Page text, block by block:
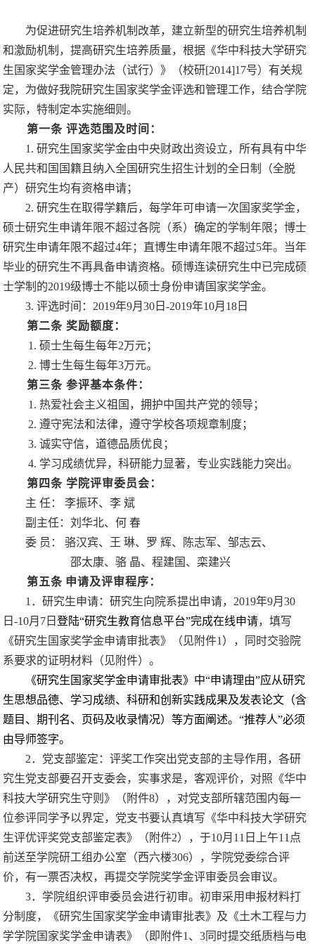
为促进研究生培养机制改革，建立新型的研究生培养机制
和激励机制，提高研究生培养质量，根据《华中科技大学研究
生国家奖学金管理办法（试行）》（校研[2014]17号）有关规
定，为做好我院研究生国家奖学金评选和管理工作，结合学院
实际，特制定本实施细则。
第一条 评选范围及时间：
1.研究生国家奖学金由中央财政出资设立，所有具有中华
人民共和国国籍且纳入全国研究生招生计划的全日制（全脱
产）研究生均有资格申请；
2.研究生在取得学籍后，每学年可申请一次国家奖学金，
硕士研究生申请年限不超过各院（系）确定的学制年限；博士
研究生申请年限不超过4年；直博生申请年限不超过5年。当年
毕业的研究生不再具备申请资格。硕博连读研究生中已完成硕
士学制的2019级博士不能以硕士身份申请国家奖学金。
3.评选时间： 2019年9月30 日-2019年10月 18 日
第二条 奖励额度：
1.硕士生每生每年2万元；
2.博士生每生每年3万元。
第三条 参评基本条件：
1.热爱社会主义祖国，拥护中国共产党的领导；
2.遵守宪法和法律，遵守学校各项规章制度；
3.诚实守信，道德品质优良；
4. 学习成绩优异，科研能力显著，专业实践能力突出。
第四条 学院评审委员会：
主 任： 李振环、李斌
副主任：刘华北、何春
委 员： 骆汉宾、王琳、罗辉、陈志军、邹志云、
邵太康、骆 晶、程建国、栾建兴
第五条 申请及评审程序：
1 ．研究生申请：研究生向院系提出申请， 2019年9月30
日-10月 7 日登陆“研究生教育信息平台”完成在线申请，填写
《研究生国家奖学金申请审批表》（见附件1 ），同时交验院
系要求的证明材料（见附件）。
《研究生国家奖学金申请审批表》中“申请理由”应从研究
生思想品德、学习成绩、科研和创新实践成果及发表论文（含
题目、期刊名、页码及收录情况）等方面阐述。“推荐人”必须
由导师签字。
2．党支部鉴定：评奖工作突出党支部的主导作用，各研
究生党支部要召开支委会，实事求是，客观评价，对照《华中
科技大学研究生守则》（附件8），对党支部所辖范围内每一
位参评同学予以界定，党支书要认真填写《华中科技大学研究
生评优评奖党支部鉴定表》（附件2），于10月 11 日上午11 点
前送至学院研工组办公室（西六楼306），学院党委综合评
价，有一票否决权，再提交学院奖学金评审委员会审议。
3．学院组织评审委员会进行初审。初审采用申报材料打
分制度，《研究生国家奖学金申请审批表》及《土木工程与力
学学院国家奖学金申请表》（即附件1 、3同时提交纸质档与电